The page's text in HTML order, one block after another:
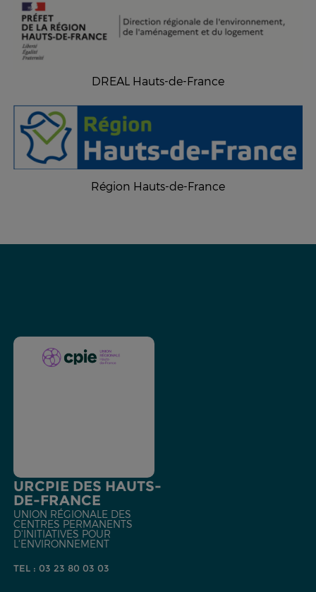
DREAL Hauts-de-France
Région Hauts-de-France
URCPIE DES HAUTS-
DE-FRANCE
UNION RÉGIONALE DES
CENTRES PERMANENTS
D'INITIATIVES POUR
L'ENVIRONNEMENT
TEL : 03 23 80 03 03